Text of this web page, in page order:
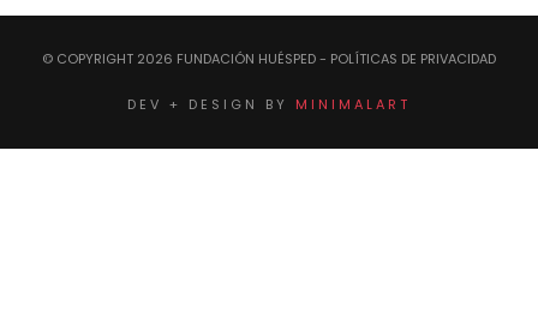
© COPYRIGHT 2026 FUNDACIÓN HUÉSPED- POLÍTICAS DE PRIVACIDAD
DEV + DESIGN BY MINIMALART